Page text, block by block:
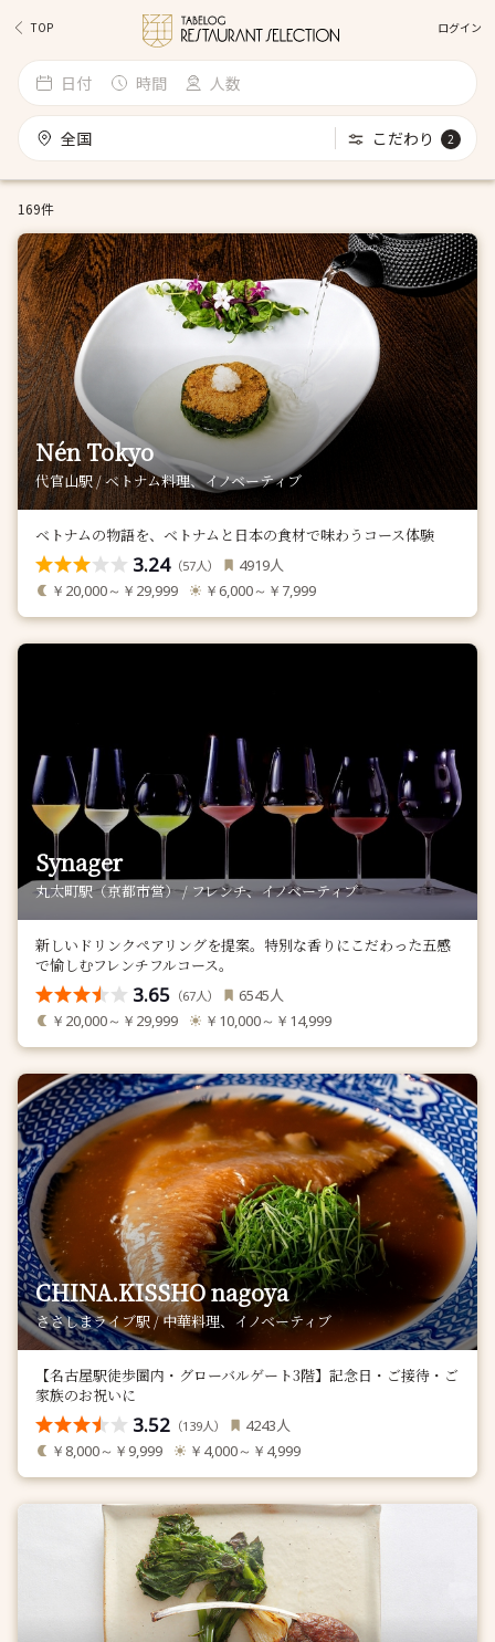
TOP ログイン
日付 時間 人数
全国 こだわり 2
169件
Nén Tokyo
代官山駅 / ベトナム料理、イノベーティブ
ベトナムの物語を、ベトナムと日本の食材で味わうコース体験
3.24（57人） 4919人
￥20,000～￥29,999 ￥6,000～￥7,999
Synager
丸太町駅（京都市営） / フレンチ、イノベーティブ
新しいドリンクペアリングを提案。特別な香りにこだわった五感
で愉しむフレンチフルコース。
3.65 （67人） 6545人
￥20,000～￥29,999 ￥10,000～￥14,999
CHINA.KISSHO nagoya
ささしまライブ駅 / 中華料理、イノベーティブ
【名古屋駅徒歩圏内・グローバルゲート3階】記念日・ご接待・ご
家族のお祝いに
3.52 （139人） 4243人
￥8,000～￥9,999 ￥4,000～￥4,999